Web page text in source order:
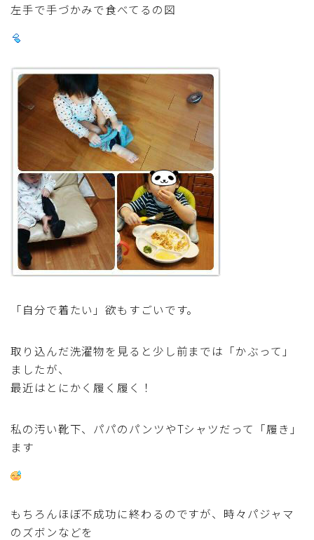
圧力鍋使用の料理
ドリンク・シロップ・ジャム類
その他食材
テーブルコーディネート・食器・調理器具
住・インテリア・小物・植物
離乳食・キッズメニュー
左手で手づかみで食べてるの図
「自分で着たい」欲もすごいです。
取り込んだ洗濯物を見ると少し前までは「かぶって」
ましたが、
最近はとにかく履く履く！
私の汚い靴下、パパのパンツやTシャツだって「履き」
ます
もちろんほぼ不成功に終わるのですが、時々パジャマ
のズボンなどを